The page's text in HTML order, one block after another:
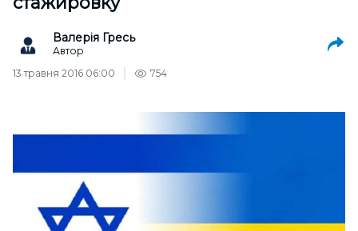
Валерія Гресь
Автор
13 травня 2016 06:00
754